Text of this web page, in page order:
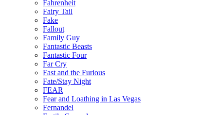
Fahrenheit
Fairy Tail
Fake
Fallout
Family Guy
Fantastic Beasts
Fantastic Four
Far Cry
Fast and the Furious
Fate/Stay Night
FEAR
Fear and Loathing in Las Vegas
Fernandel